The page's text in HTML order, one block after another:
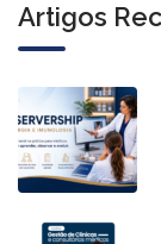
Artigos